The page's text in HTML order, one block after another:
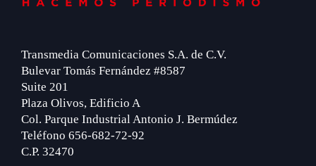
Transmedia Comunicaciones S.A. de C.V.
Bulevar Tomás Fernández #8587
Suite 201
Plaza Olivos, Edificio A
Col. Parque Industrial Antonio J. Bermúdez
Teléfono 656-682-72-92
C.P. 32470